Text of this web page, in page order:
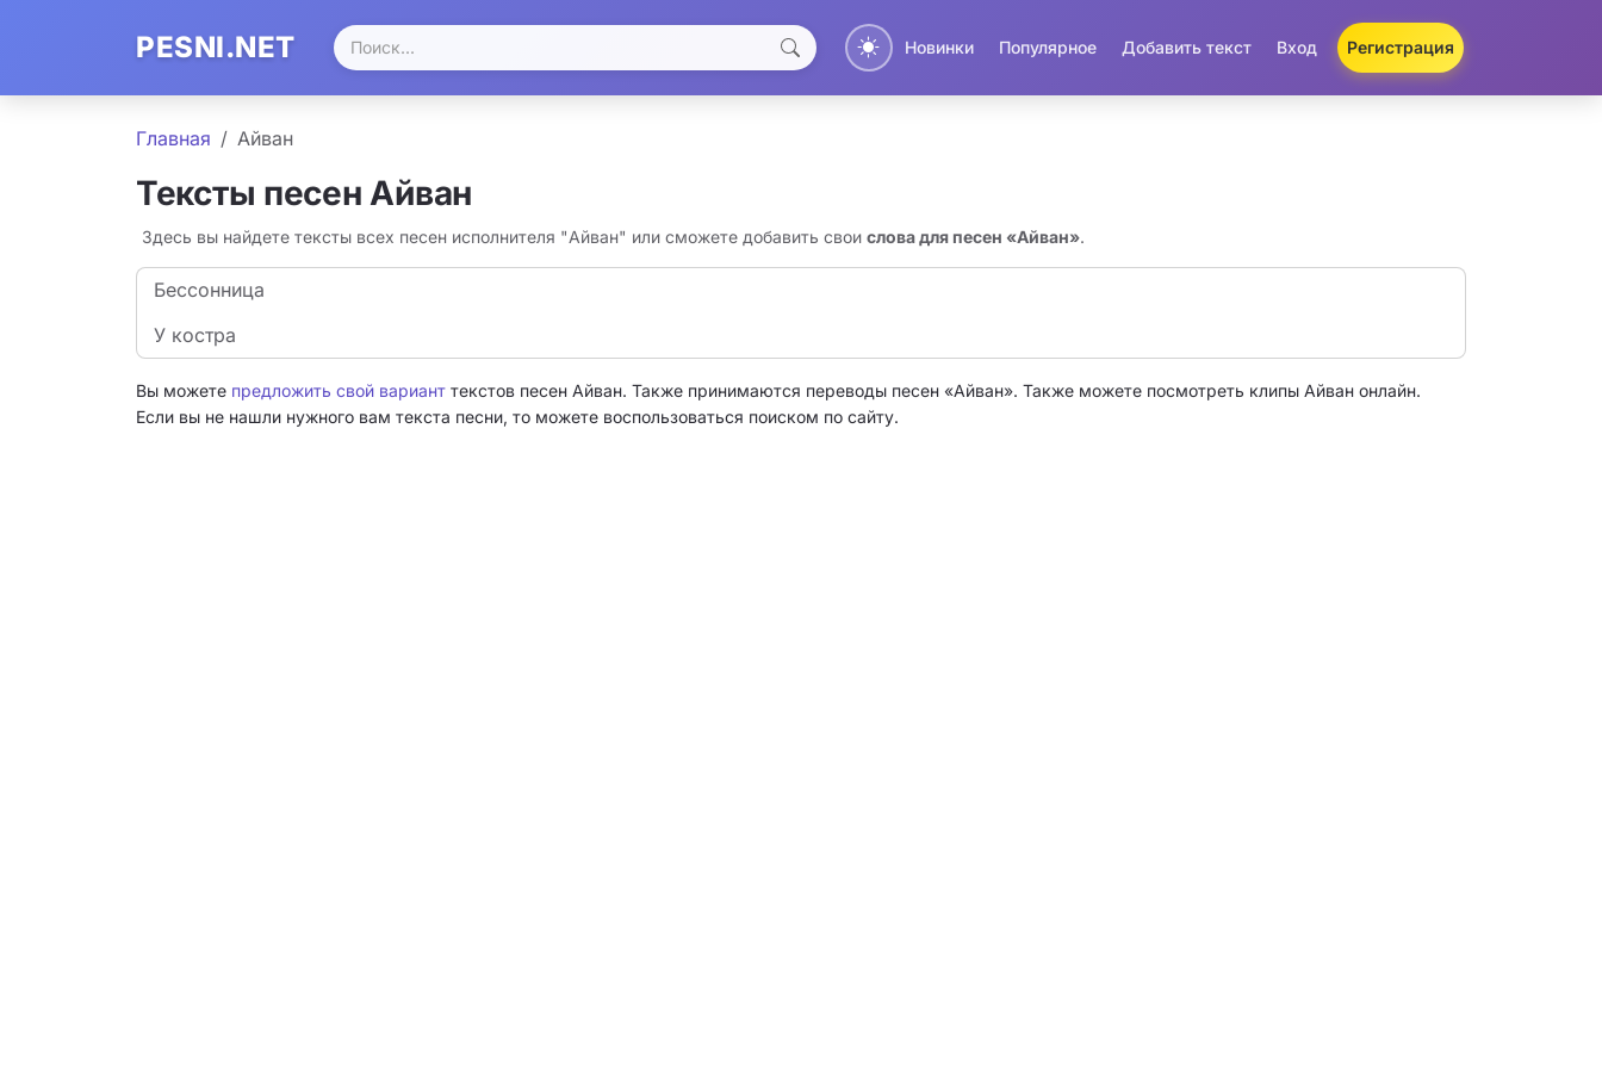
PESNI.NET Новинки Популярное Добавить текст Вход Регистрация
Главная Айван
Тексты песен Айван
Здесь вы найдете тексты всех песен исполнителя "Айван" или сможете добавить свои слова для песен «Айван».
Бессонница
У костра
Вы можете предложить свой вариант текстов песен Айван. Также принимаются переводы песен «Айван». Также можете посмотреть клипы Айван онлайн.
Если вы не нашли нужного вам текста песни, то можете воспользоваться поиском по сайту.